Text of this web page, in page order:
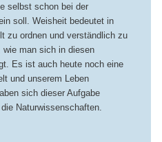
selbst schon bei der
soll. Weisheit bedeutet in
zu ordnen und verständlich zu
man sich in diesen
Es ist auch heute noch eine
und unserem Leben
sich dieser Aufgabe
Naturwissenschaften.